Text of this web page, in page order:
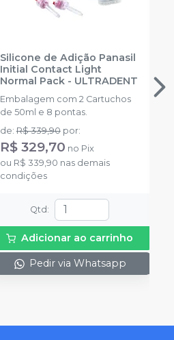
Silicone de Adição Panasil
Initial Contact Light
Normal Pack- ULTRADENT
Embalagem com 2 Cartuchos
de 50ml e 8 pontas.
de:R$ 339,90 por:
R$ 329,70 no Pix
ou R$ 339,90 nas demais
condições
Qtd :
Adicionar ao carrinho
Pedir via Whatsapp